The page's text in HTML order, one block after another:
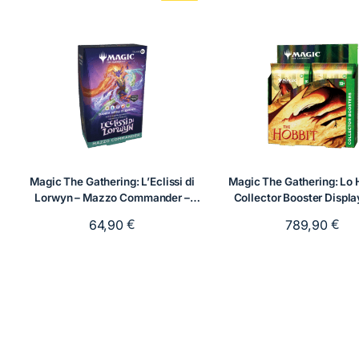
Magic The Gathering: L’Eclissi di
Lorwyn – Mazzo Commander –
64,90€
Magic The Gathering: Lo
Collector Booster
789,90€